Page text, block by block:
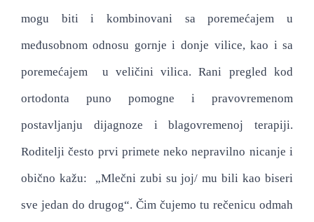
mogu biti i kombinovani sa poremećajem u
međusobnom odnosu gornje i donje vilice, kao i sa
poremećajem u veličini vilica. Rani pregled kod
ortodonta puno pomogne i pravovremenom
postavljanju dijagnoze i blagovremenoj terapiji.
Roditelji često prvi primete neko nepravilno nicanje i
obično kažu: „Mlečni zubi su joj/ mu bili kao biseri
sve jedan do drugog“. Čim čujemo tu rečenicu odmah